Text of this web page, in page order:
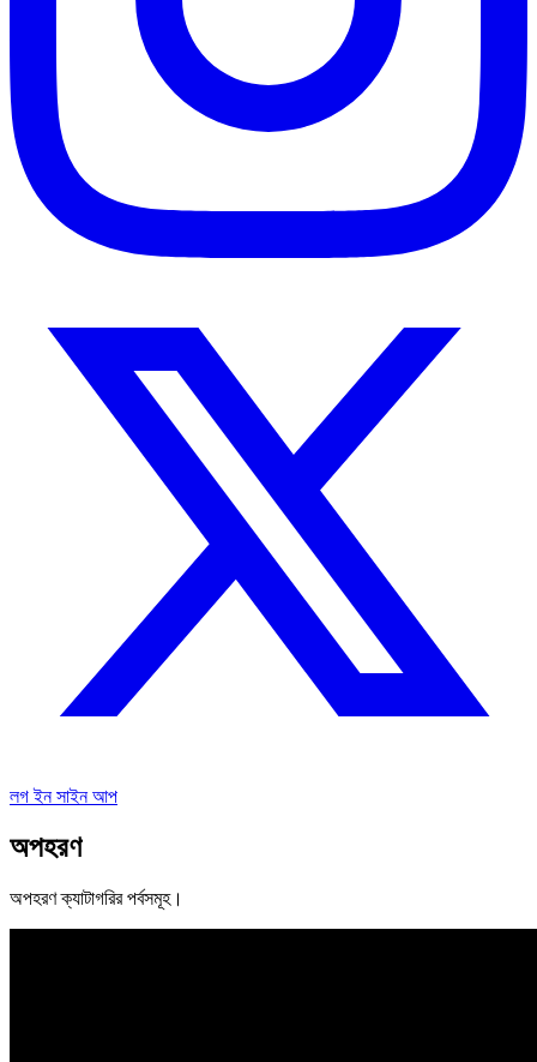
লগ ইনসাইন আপ
অপহরণ
অপহরণক্যাটাগরির পর্বসমূহ।